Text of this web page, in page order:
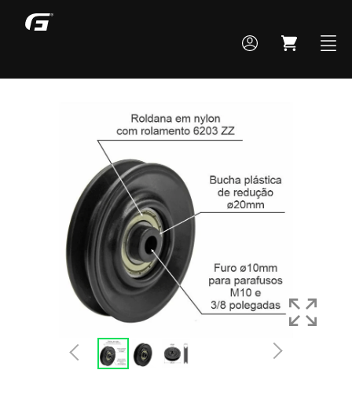
TODOS OS PRODUTOS
ACADEMIA
CROSS TRAINING
ERGÔMETROS